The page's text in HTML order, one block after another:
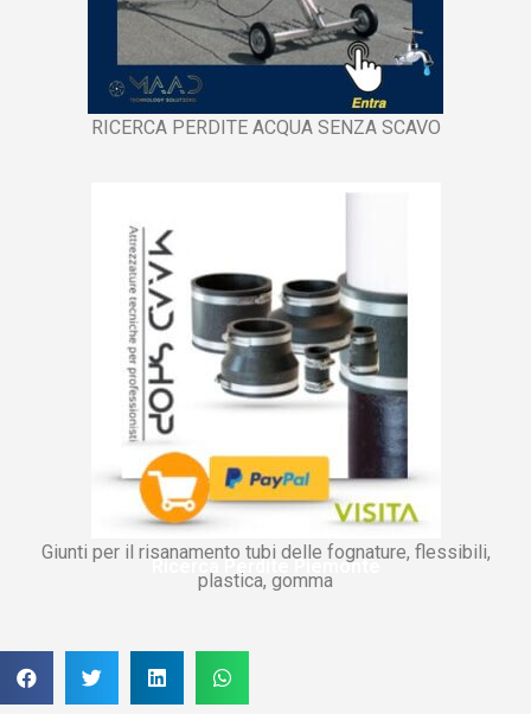
RICERCA PERDITE ACQUA SENZA SCAVO
Giunti per il risanamento tubi delle fognature, flessibili,
plastica, gomma
Ricerca Perdite Piemonte